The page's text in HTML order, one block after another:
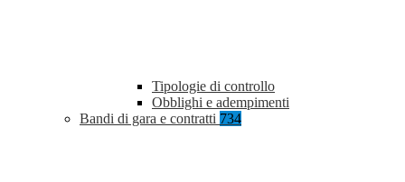
Tipologie di controllo
Obblighi e adempimenti
Bandi di gara e contratti 734